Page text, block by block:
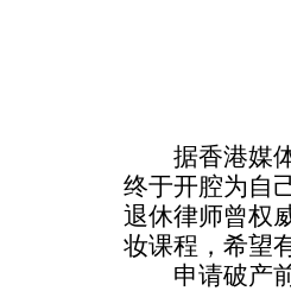
据香港媒体
终于开腔为自
退休律师曾权
妆课程，希望
申请破产前